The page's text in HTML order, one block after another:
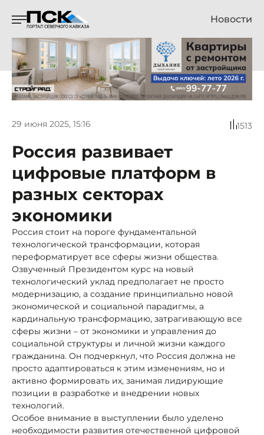
Новости
29 июня 2025, 15:16 1513
Россия развивает
цифровые платформ в
разных секторах
экономики
Россия стоит на пороге фундаментальной
технологической трансформации, которая
переформатирует все сферы жизни общества.
Озвученный Президентом курс на новый
технологический уклад предполагает не просто
модернизацию, а создание принципиально новой
экономической и социальной парадигмы, а
кардинальную трансформацию, затрагивающую все
сферы жизни – от экономики и управления до
социальной структуры и личной жизни каждого
гражданина. Он подчеркнул, что Россия должна не
просто адаптироваться к этим изменениям, но и
активно формировать их, занимая лидирующие
позиции в разработке и внедрении новых
технологий.
Особое внимание в выступлении было уделено
необходимости развития отечественной цифровой